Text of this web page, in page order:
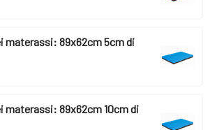
materassi: 89x62cm 5cm di
materassi: 89x62cm 10cm di